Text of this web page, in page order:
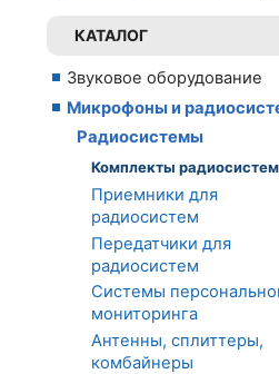
КАТАЛОГ
Звуковое оборудование
Микрофоны и
Радиосистемы
Комплекты радиосистем
Приемники для
радиосистем
Передатчики для
радиосистем
Системы
мониторинга
Антенны, сплиттеры,
комбайнеры